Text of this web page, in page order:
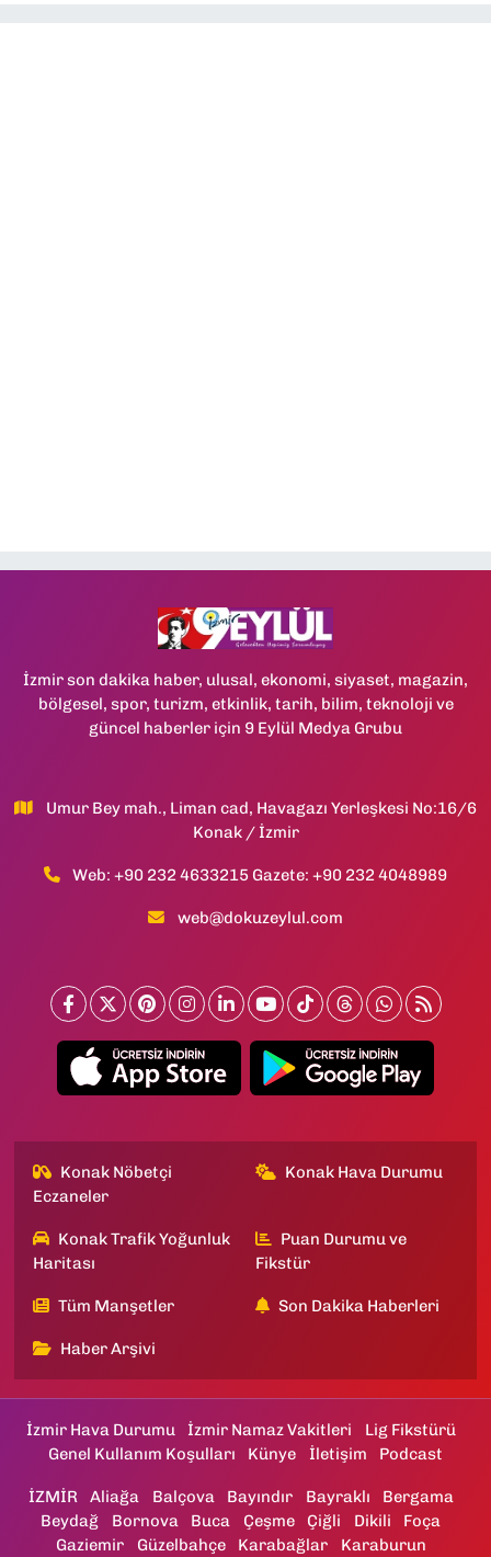
İzmir son dakika haber, ulusal, ekonomi, siyaset, magazin,
bölgesel, spor, turizm, etkinlik, tarih, bilim, teknoloji ve
güncel haberler için 9 Eylül Medya Grubu
Umur Bey mah., Liman cad, Havagazı Yerleşkesi No:16/6
Konak / İzmir
Web: +90 232 4633215 Gazete: +90 232 4048989
web@dokuzeylul.com
Konak Nöbetçi
Eczaneler
Konak Hava Durumu
Konak Trafik Yoğunluk
Haritası
Puan Durumu ve
Fikstür
Tüm Manşetler Son Dakika Haberleri
Haber Arşivi
İzmir Hava Durumu İzmir Namaz Vakitleri
Lig Fikstürü
Genel Kullanım Koşulları
Künye İletişim Podcast
İZMİR Aliağa Balçova Bayındır Bayraklı
Bergama
Beydağ
Bornova Buca Çeşme Çiğli Dikili
Foça
Gaziemir
Güzelbahçe Karabağlar Karaburun